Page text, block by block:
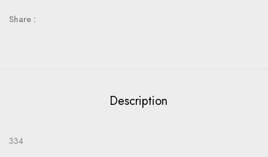
Share :
Description
334